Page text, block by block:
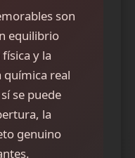
son
equilibrio
y la
real
se puede
la
genuino